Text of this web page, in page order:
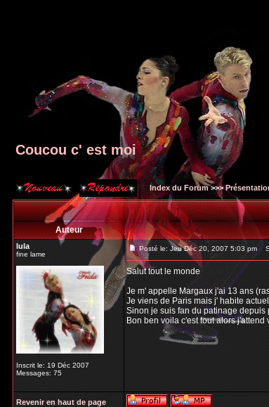
Coucou c' est moi
Index du Forum>>>
Auteur
lula
fine lame
Inscrit le: 19 Déc 2007
Messages: 75
Posté le: Jeu Déc 20, 2007 5:03 pm
Salut tout le monde
Je m' appelle Margaux j'ai 13 ans
Je viens de Paris mais j' habite
Sinon je suis fan du patinage depuis
Bon ben voila c'est tout alors j'attend
Revenir en haut de page